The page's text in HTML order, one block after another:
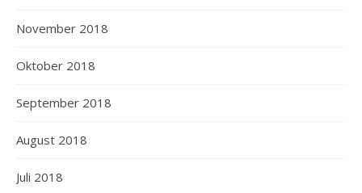
November 2018
Oktober 2018
September 2018
August 2018
Juli 2018